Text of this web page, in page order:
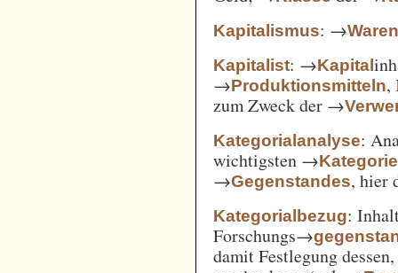
Kapitalismus: →
Kapitalist: →Kapital
→Produktionsmitteln,
zum Zweck der →
Kategorialanalyse:
wichtigsten →
→Gegenstandes, hier
Kategorialbezug:
Forschungs→
damit Festlegung